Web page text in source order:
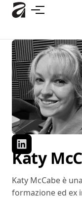
Passa
principale
Katy
Katy McCabe è
formazione ed ex